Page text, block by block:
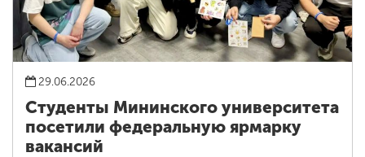
29.06.2026
Студенты Мининского университета
посетили федеральную ярмарку
вакансий